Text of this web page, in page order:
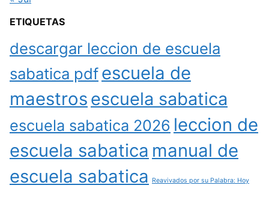
ETIQUETAS
descargar leccion de escuela
sabatica pdfescuela de
maestros escuela sabatica
escuela sabatica 2026 leccion de
escuela sabatica manual de
escuela sabatica
Reavivados por su Palabra: Hoy